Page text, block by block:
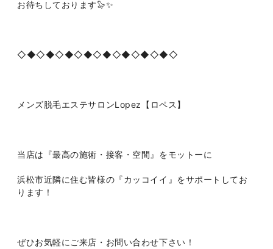
お待ちしております🦭✨
◇◆◇◆◇◆◇◆◇◆◇◆◇◆◇◆◇
メンズ脱毛エステサロンLopez【ロペス】
当店は『最高の施術・接客・空間』をモットーに
浜松市近隣に住む皆様の『カッコイイ』をサポートしてお
ります！
ぜひお気軽にご来店・お問い合わせ下さい！